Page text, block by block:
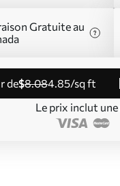
Gratuite au
de$8.084.85/sq ft
Le prix inclut une